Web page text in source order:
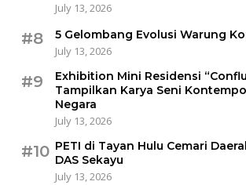
July 13, 2026
#8
5 Gelombang Evolusi Warung
July 13, 2026
#9
Exhibition Mini Residensi
Tampilkan Karya Seni
Negara
July 13, 2026
#10 PETI di Tayan Hulu Cemari
DAS Sekayu
July 13, 2026